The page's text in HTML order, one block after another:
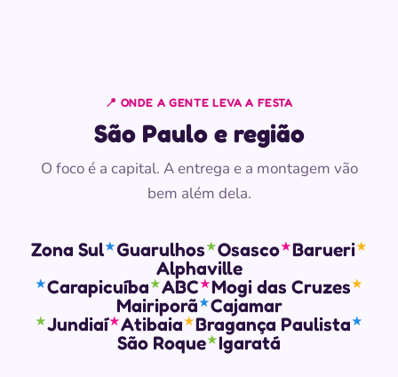
📍 ONDE A GENTE LEVA A FESTA
São Paulo e região
O foco é a capital. A entrega e a montagem vão
bem além dela.
Zona Sul★Guarulhos★Osasco★Barueri★
Alphaville
★Carapicuíba★ABC★Mogi das Cruzes★
Mairiporã★Cajamar
★Jundiaí★Atibaia★Bragança Paulista★
São Roque★Igaratá